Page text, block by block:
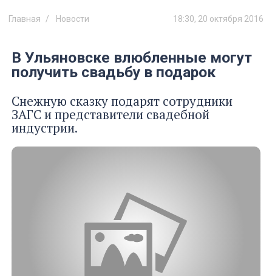
Главная Новости 18:30, 20 октября 2016
В Ульяновске влюбленные могут
получить свадьбу в подарок
Снежную сказку подарят сотрудники
ЗАГС и представители свадебной
индустрии.